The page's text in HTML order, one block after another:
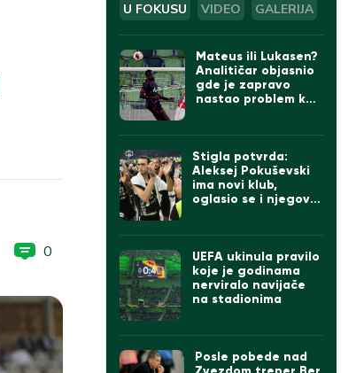
0
U FOKUSU VIDEO GALERIJA
Mateus ili Lukasen?
Analitičar objasnio
gde je zapravo
nastao problem kod
Stigla potvrda:
Aleksej Pokuševski
ima novi klub,
oglasio se i njegov
UEFA ukinula pravilo
koje je godinama
nerviralo navijače
na stadionima
Posle pobede nad